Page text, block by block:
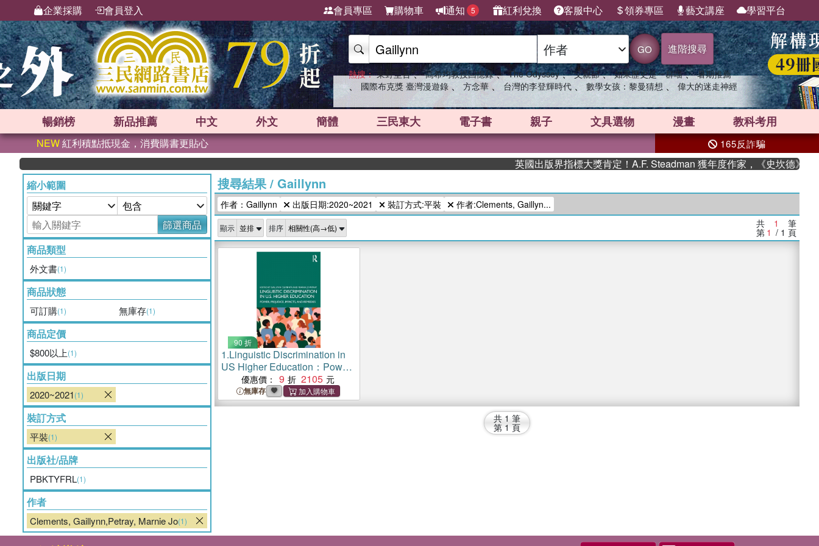
企業採購 會員登入 會員專區 購物車 通知 5 紅利兌換 客服中心 領券專區 藝文講座 學習平台
GO 進階搜尋
熱搜： 東野圭吾 、 高希均教授回憶錄 、 The Odyssey 、 父親節 、 如果歷史是一群喵 、 暑期推薦
、 國際布克獎 臺灣漫遊錄 、 方念華 、 台灣的李登輝時代 、 數學女孩：黎曼猜想 、 偉大的迷走神經
暢銷榜 新品推薦 中文 外文 簡體 三民東大 電子書 親子 文具選物 漫畫 教科考用
NEW紅利積點抵現金，消費購書更貼心 165反詐騙
英國出版界指標大獎肯定！A.F. Steadman 獲年度作家，《史坎德》系列
縮小範圍
篩選商品
商品類型
外文書(1)
商品狀態
可訂購(1) 無庫存(1)
商品定價
$800以上(1)
出版日期
2020~2021(1)
裝訂方式
平裝(1)
出版社/品牌
PBKTYFRL(1)
作者
Clements, Gaillynn,Petray, Marnie Jo(1)
搜尋結果/ Gaillynn
作者：Gaillynn 出版日期:2020~2021 裝訂方式:平裝 作者:Clements, Gaillyn...
顯示 排序 共 1 筆
第 1 / 1 頁
90 折
1.Linguistic Discrimination in
US Higher Education：Power,
Prejudice, Impacts, and
Remedies
優惠價： 9 2105
無庫存
共 1 筆
第 1 頁